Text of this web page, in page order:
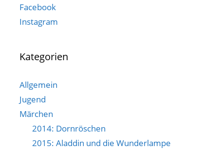
Facebook
Instagram
Kategorien
Allgemein
Jugend
Märchen
2014: Dornröschen
2015: Aladdin und die Wunderlampe